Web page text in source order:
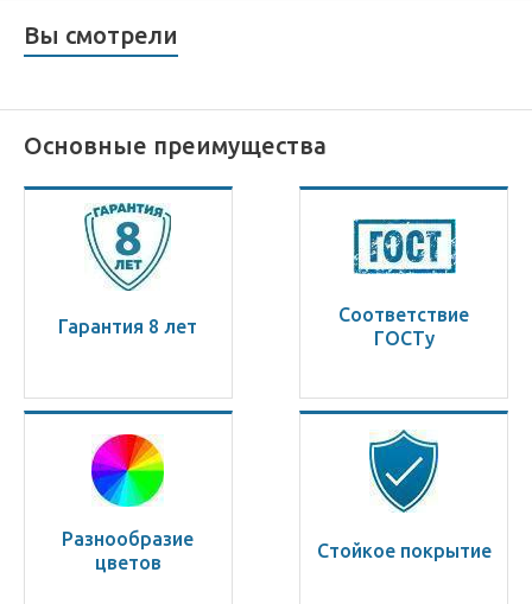
Вы смотрели
Основные преимущества
Гарантия 8 лет
Соответствие
ГОСТу
Разнообразие
цветов
Стойкое покрытие